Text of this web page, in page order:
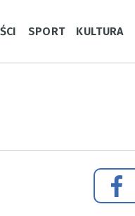
SPORT KULTURA